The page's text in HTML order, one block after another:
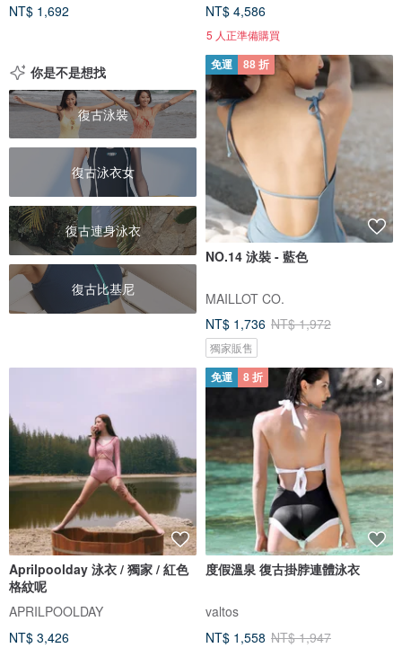
NT$ 1,692
NT$ 4,586
5 人正準備購買
你是不是想找
復古泳裝
復古泳衣女
復古連身泳衣
復古比基尼
免運 88 折
NO.14 泳裝 - 藍色
MAILLOT CO.
NT$ 1,736 NT$ 1,972
獨家販售
Aprilpoolday 泳衣 / 獨家 / 紅色
格紋呢
APRILPOOLDAY
NT$ 3,426
免運 8 折
度假溫泉 復古掛脖連體泳衣
valtos
NT$ 1,558 NT$ 1,947